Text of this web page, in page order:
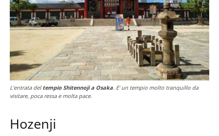
L’entrata del tempio Shitennoji a Osaka. E’ un tempio molto tranquillo da
visitare, poca ressa e molta pace.
Hozenji